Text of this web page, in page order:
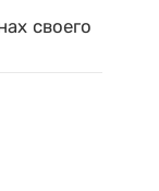
своего